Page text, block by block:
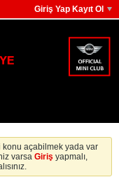
Giriş Yap Kayıt Ol
konu açabilmek yada var
varsa Giriş yapmalı,